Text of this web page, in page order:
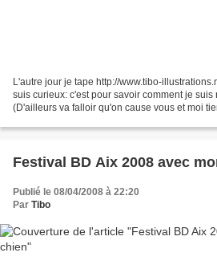
L'autre jour je tape http://www.tibo-
suis curieux: c'est pour savoir comment je
(D'ailleurs va falloir qu'on cause vous et moi
Festival BD Aix 2008 avec
Publié le 08/04/2008 à 22:20
Par Tibo